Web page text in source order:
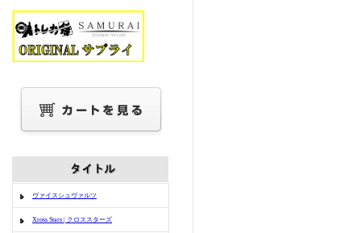
ヴァイスシュヴァルツ
Xross Stars | クロススターズ